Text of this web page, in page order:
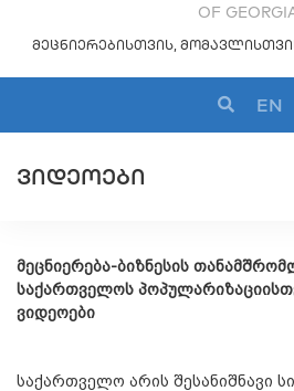
OF
ᲛᲔᲪᲜᲘᲔᲠᲔᲑᲘᲡᲗᲕᲘᲡ,
EN
ᲕᲘᲓᲔᲝᲔᲑᲘ
მეცნიერება-ბიზნესის
საქართველოს
ვიდეოები
საქართველო არის შესანიშნავი